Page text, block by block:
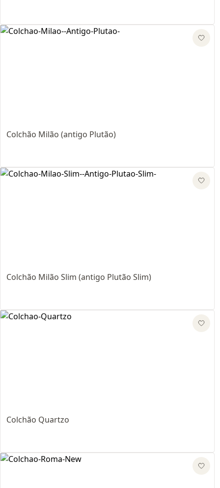
Colchão Milão (antigo Plutão)
Colchão Milão Slim (antigo Plutão Slim)
Colchão Quartzo